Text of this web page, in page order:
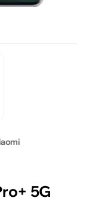
5G